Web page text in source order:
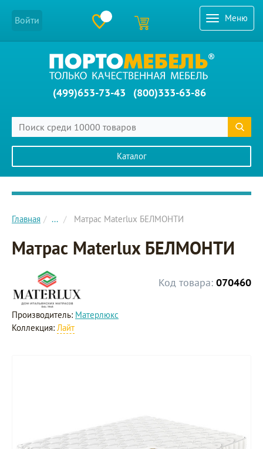
Меню
Войти
(499)653-73-43 (800)333-63-86
Каталог
Главное меню сайта
Главная ... Матрас Materlux БЕЛМОНТИ
Матрас Materlux БЕЛМОНТИ
Код товара: 070460
Производитель: Матерлюкс
Коллекция: Лайт